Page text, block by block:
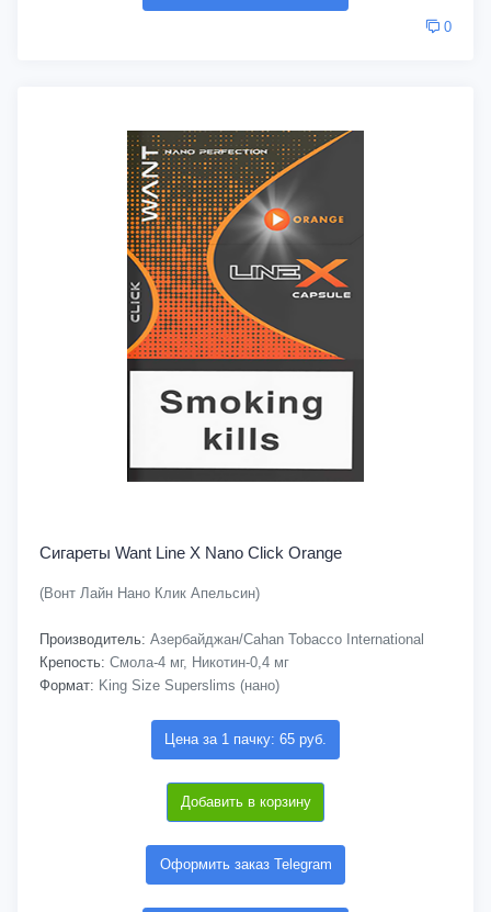
0
Сигареты Want Line X Nano Click Orange
(Вонт Лайн Нано Клик Апельсин)
Производитель: Азербайджан/Cahan Tobacco International
Крепость: Смола-4 мг, Никотин-0,4 мг
Формат: King Size Superslims (нано)
Цена за 1 пачку: 65 руб.
Добавить в корзину
Оформить заказ Telegram